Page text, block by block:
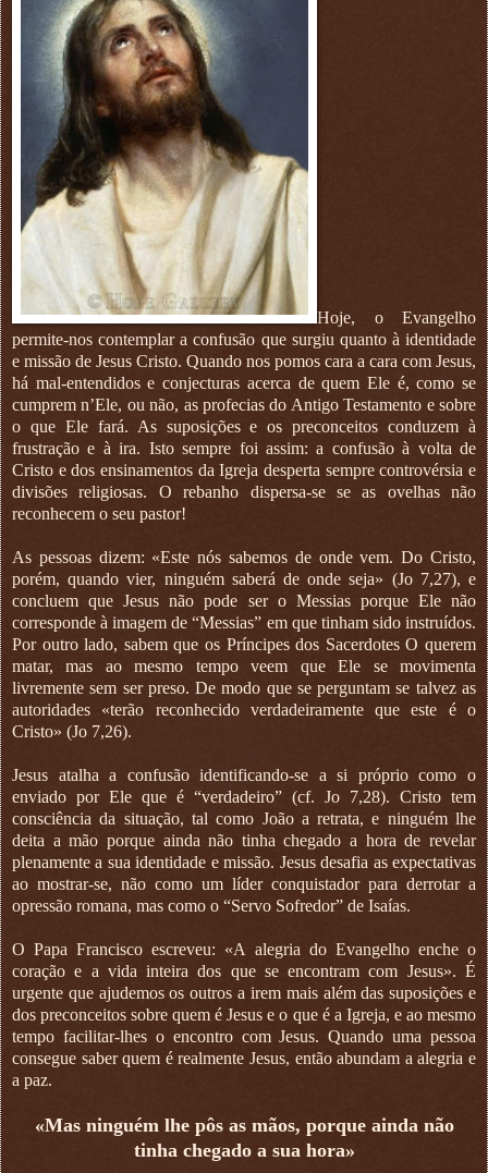
Hoje, o Evangelho
permite-nos contemplar a confusão que surgiu quanto à identidade
e missão de Jesus Cristo. Quando nos pomos cara a cara com Jesus,
há mal-entendidos e conjecturas acerca de quem Ele é, como se
cumprem n’Ele, ou não, as profecias do Antigo Testamento e sobre
o que Ele fará. As suposições e os preconceitos conduzem à
frustração e à ira. Isto sempre foi assim: a confusão à volta de
Cristo e dos ensinamentos da Igreja desperta sempre controvérsia e
divisões religiosas. O rebanho dispersa-se se as ovelhas não
reconhecem o seu pastor!
As pessoas dizem: «Este nós sabemos de onde vem. Do Cristo,
porém, quando vier, ninguém saberá de onde seja» (Jo 7,27), e
concluem que Jesus não pode ser o Messias porque Ele não
corresponde à imagem de “Messias” em que tinham sido instruídos.
Por outro lado, sabem que os Príncipes dos Sacerdotes O querem
matar, mas ao mesmo tempo veem que Ele se movimenta
livremente sem ser preso. De modo que se perguntam se talvez as
autoridades «terão reconhecido verdadeiramente que este é o
Cristo» (Jo 7,26).
Jesus atalha a confusão identificando-se a si próprio como o
enviado por Ele que é “verdadeiro” (cf. Jo 7,28). Cristo tem
consciência da situação, tal como João a retrata, e ninguém lhe
deita a mão porque ainda não tinha chegado a hora de revelar
plenamente a sua identidade e missão. Jesus desafia as expectativas
ao mostrar-se, não como um líder conquistador para derrotar a
opressão romana, mas como o “Servo Sofredor” de Isaías.
O Papa Francisco escreveu: «A alegria do Evangelho enche o
coração e a vida inteira dos que se encontram com Jesus». É
urgente que ajudemos os outros a irem mais além das suposições e
dos preconceitos sobre quem é Jesus e o que é a Igreja, e ao mesmo
tempo facilitar-lhes o encontro com Jesus. Quando uma pessoa
consegue saber quem é realmente Jesus, então abundam a alegria e
a paz.
«Mas ninguém lhe pôs as mãos, porque ainda não
tinha chegado a sua hora»